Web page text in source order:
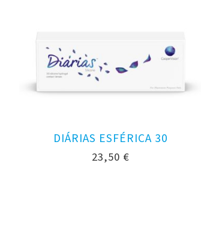
DIÁRIAS ESFÉRICA 30
23,50 €